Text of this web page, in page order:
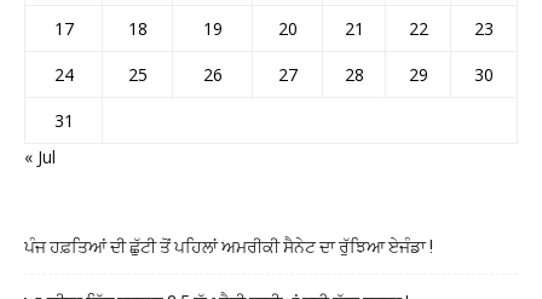
17
18 19 20 21 22
23
24
25 26 27 28 29
30
31
« Jul
ਪੰਜ ਹਫ਼ਤਿਆਂ ਦੀ ਛੁੱਟੀ ਤੋਂ ਪਹਿਲਾਂ ਅਮਰੀਕੀ ਸੈਨੇਟ ਦਾ ਰੁੱਝਿਆ ਏਜੰਡਾ !